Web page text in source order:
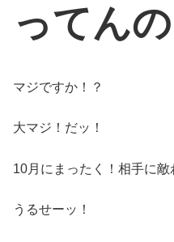
ってんの
マジですか！？
大マジ！だッ！
10月にまったく！相手に敵
うるせーッ！